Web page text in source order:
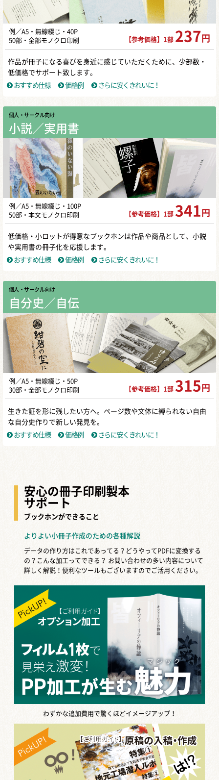
例／A5・無線綴じ・40P
50部・全部モノクロ印刷
【参考価格】1部 237 円
作品が冊子になる喜びを身近に感じていただくために、少部数・
低価格でサポート致します。
おすすめ仕様
価格例 さらに安くきれいに！
個人・サークル向け
小説／実用書
例／A5・無線綴じ・100P
50部・本文モノクロ印刷
【参考価格】1部 341 円
低価格・小ロットが得意なブックホンは作品や商品として、小説
や実用書の冊子化を応援します。
おすすめ仕様
価格例 さらに安くきれいに！
個人・サークル向け
自分史／自伝
例／A5・無線綴じ・50P
30部・全部モノクロ印刷
【参考価格】1部 315 円
生きた証を形に残したい方へ。ページ数や文体に縛られない自由
な自分史作りで新しい発見を。
おすすめ仕様
価格例 さらに安くきれいに！
安心の冊子印刷製本
サポート
ブックホンができること
よりよい小冊子作成のための各種解説
データの作り方はこれであってる？どうやってPDFに変換する
の？こんな加工ってできる？ お問い合わせの多い内容について
詳しく解説！便利なツールもございますのでご活用ください。
わずかな追加費用で驚くほどイメージアップ！